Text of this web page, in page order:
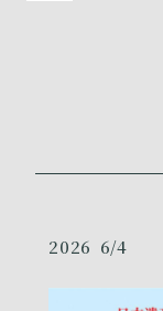
2026 6/4